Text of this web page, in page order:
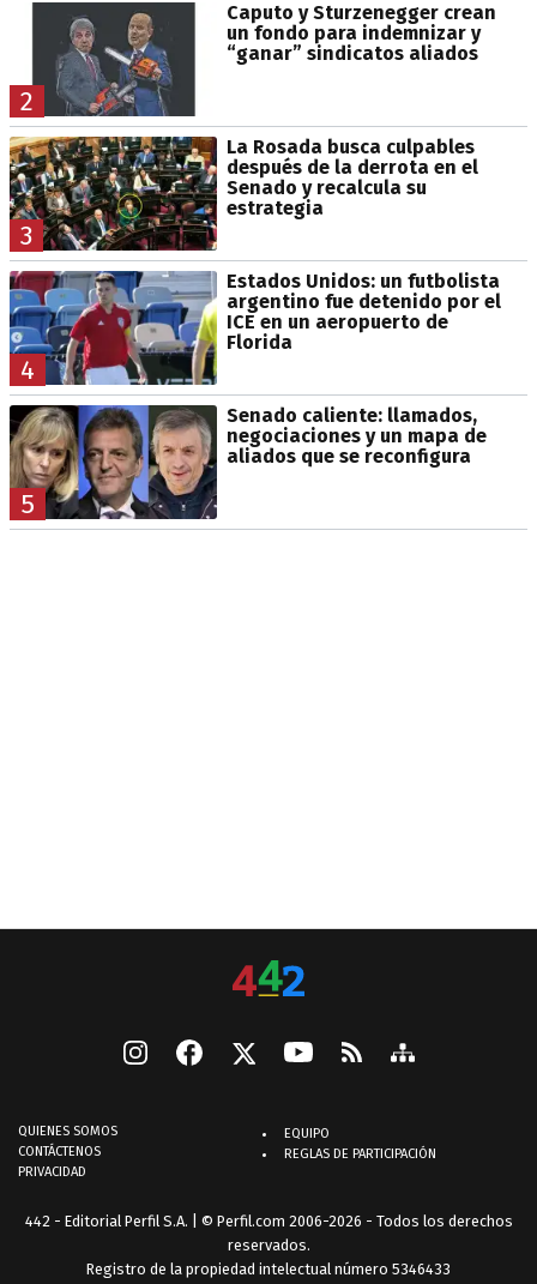
2
Caputo y Sturzenegger crean
un fondo para indemnizar y
“ganar” sindicatos aliados
3
La Rosada busca culpables
después de la derrota en el
Senado y recalcula su
estrategia
4
Estados Unidos: un futbolista
argentino fue detenido por el
ICE en un aeropuerto de
Florida
5
Senado caliente: llamados,
negociaciones y un mapa de
aliados que se reconfigura
QUIENES SOMOS
CONTÁCTENOS
PRIVACIDAD
EQUIPO
REGLAS DE PARTICIPACIÓN
442 - Editorial Perfil S.A. | © Perfil.com 2006-2026 - Todos los derechos
reservados.
Registro de la propiedad intelectual número 5346433